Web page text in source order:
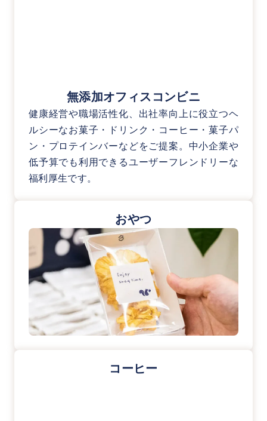
無添加オフィスコンビニ
健康経営や職場活性化、出社率向上に役立つヘ
ルシーなお菓子・ドリンク・コーヒー・菓子パ
ン・プロテインバーなどをご提案。中小企業や
低予算でも利用できるユーザーフレンドリーな
福利厚生です。
おやつ
コーヒー